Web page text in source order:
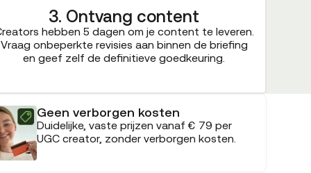
3. Ontvang content
hebben 5 dagen om je content te leveren.
Vraag onbeperkte revisies aan binnen de briefing
en geef zelf de definitieve goedkeuring.
Geen verborgen kosten
Duidelijke, vaste prijzen vanaf € 79 per
UGC creator, zonder verborgen kosten.